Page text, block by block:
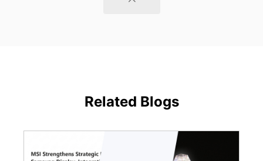
Related Blogs